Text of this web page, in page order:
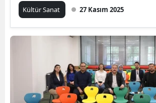
Kültür Sanat 27 Kasım 2025